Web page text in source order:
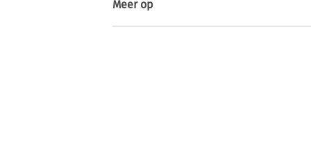
Meer op